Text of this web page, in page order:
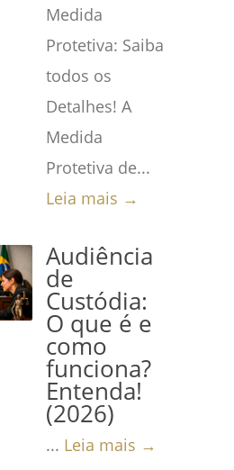
Medida
Protetiva: Saiba
todos os
Detalhes! A
Medida
Protetiva de...
Leia mais →
Audiência
de
Custódia:
O que é e
como
funciona?
Entenda!
(2026)
... Leia mais →